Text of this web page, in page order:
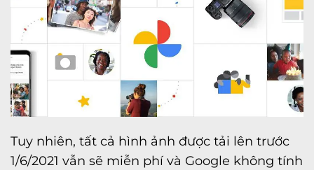
Tuy nhiên, tất cả hình ảnh được tải lên trước
1/6/2021 vẫn sẽ miễn phí và Google không tính